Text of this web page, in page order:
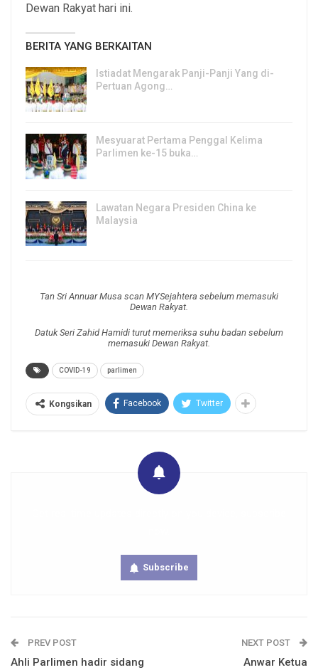
Dewan Rakyat hari ini.
BERITA YANG BERKAITAN
Istiadat Mengarak Panji-Panji Yang di-
Pertuan Agong…
Mesyuarat Pertama Penggal Kelima
Parlimen ke-15 buka…
Lawatan Negara Presiden China ke
Malaysia
Tan Sri Annuar Musa scan MYSejahtera sebelum memasuki
Dewan Rakyat.
Datuk Seri Zahid Hamidi turut memeriksa suhu badan sebelum
memasuki Dewan Rakyat.
COVID-19 parlimen
Kongsikan Facebook Twitter
Subscribe
PREV POST
Ahli Parlimen hadir sidang
NEXT POST
Anwar Ketua